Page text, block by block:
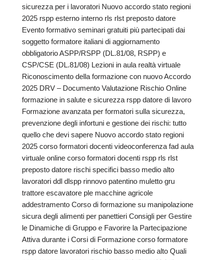
sicurezza per i lavoratori Nuovo accordo stato regioni
2025 rspp esterno interno rls rlst preposto datore
Evento formativo seminari gratuiti più partecipati dai
soggetto formatore italiani di aggiornamento
obbligatorio ASPP/RSPP (DL.81/08, RSPP) e
CSP/CSE (DL.81/08) Lezioni in aula realtà virtuale
Riconoscimento della formazione con nuovo Accordo
2025 DRV – Documento Valutazione Rischio Online
formazione in salute e sicurezza rspp datore di lavoro
Formazione avanzata per formatori sulla sicurezza,
prevenzione degli infortuni e gestione dei rischi: tutto
quello che devi sapere Nuovo accordo stato regioni
2025 corso formatori docenti videoconferenza fad aula
virtuale online corso formatori docenti rspp rls rlst
preposto datore rischi specifici basso medio alto
lavoratori ddl dlspp rinnovo patentino muletto gru
trattore escavatore ple macchine agricole
addestramento Corso di formazione su manipolazione
sicura degli alimenti per panettieri Consigli per Gestire
le Dinamiche di Gruppo e Favorire la Partecipazione
Attiva durante i Corsi di Formazione corso formatore
rspp datore lavoratori rischio basso medio alto Quali